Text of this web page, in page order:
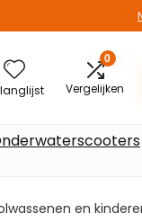
0
Vergelijken
en